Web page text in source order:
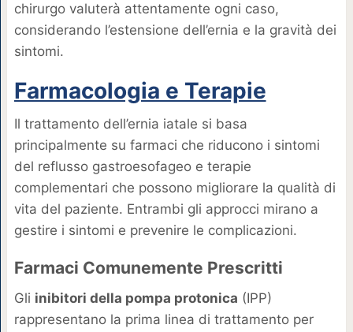
chirurgo valuterà attentamente ogni caso,
considerando l’estensione dell’ernia e la gravità dei
sintomi.
Farmacologia e Terapie
Il trattamento dell’ernia iatale si basa
principalmente su farmaci che riducono i sintomi
del reflusso gastroesofageo e terapie
complementari che possono migliorare la qualità di
vita del paziente. Entrambi gli approcci mirano a
gestire i sintomi e prevenire le complicazioni.
Farmaci Comunemente Prescritti
Gli inibitori della pompa protonica (IPP)
rappresentano la prima linea di trattamento per